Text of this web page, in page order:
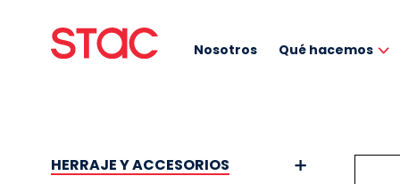
Nosotros Qué hacemos
HERRAJE Y ACCESORIOS